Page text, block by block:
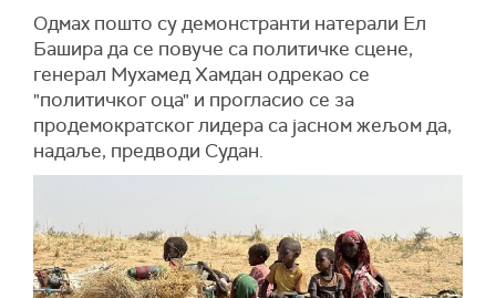
Одмах пошто су демонстранти натерали Ел
Башира да се повуче са политичке сцене,
генерал Мухамед Хамдан одрекао се
"политичког оца" и прогласио се за
продемократског лидера са јасном жељом да,
надаље, предводи Судан.